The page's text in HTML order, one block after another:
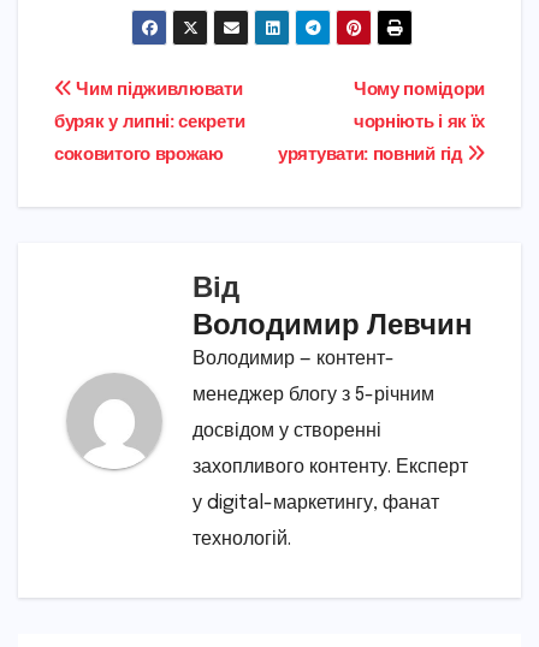
Навігація
записів
Чому помідори
чорніють і як їх
урятувати: повний гід
Чим підживлювати
буряк у липні: секрети
соковитого врожаю
Від
Володимир Левчин
Володимир — контент-
менеджер блогу з 5-річним
досвідом у створенні
захопливого контенту. Експерт
у digital-маркетингу, фанат
технологій.